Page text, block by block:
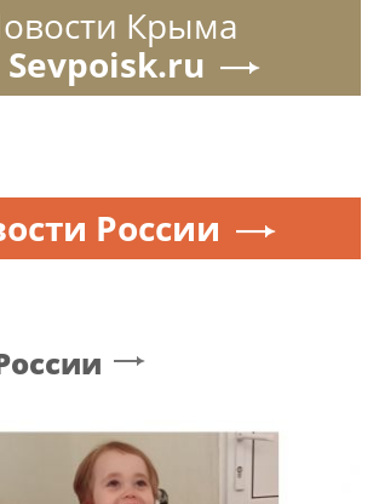
Крыма
Sevpoisk.ru
России